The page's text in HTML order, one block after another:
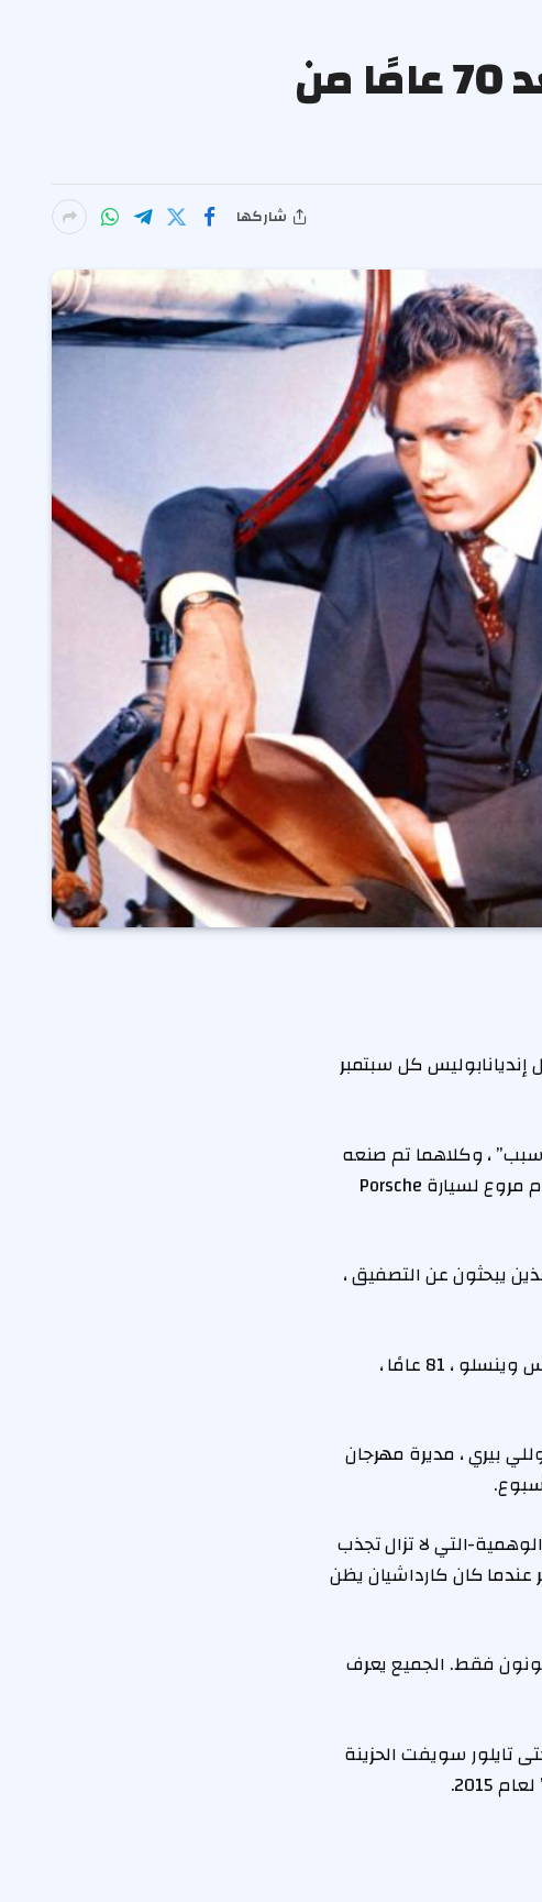
جماهير جيمس دين مهووسون بـ Heartthrob بعد 70 عامًا من
شاركها
إنديانابوليس كل سبتمبر
سبب” ، وكلاهما تم صنعه
في عام 1955 ، و “العملاق” عام 1956 – قبل وفاته في سن 24 في حادث تصادم مروع لسيارة Porsche
يبحثون عن التصفيق ،
“أظن أنه اعتقد دائمًا أنه سيكون مشهورًا يومًا ما” ، قال ابن عم العميد ماركوس وينسلو ، 81 عامًا ،
بيري ، مديرة مهرجان
التي لا تزال تجذب
عندما كان كارداشيان يظن
فقط. الجميع يعرف
تايلور سويفت الحزينة